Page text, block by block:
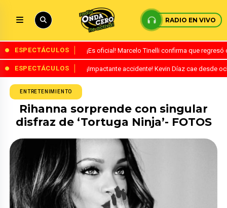
RADIO EN VIVO
ESPECTÁCULOS ¡Es oficial! Marcelo Tinelli confirma que
ESPECTÁCULOS ¡Impactante accidente! Kevin Díaz cae desde
ENTRETENIMIENTO
Rihanna sorprende con singular
disfraz de ‘Tortuga Ninja’- FOTOS